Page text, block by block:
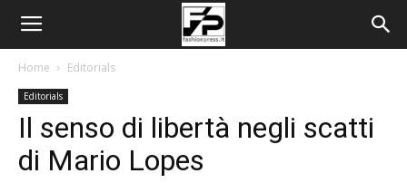
Home Editorials
Editorials
Il senso di libertà negli scatti
di Mario Lopes